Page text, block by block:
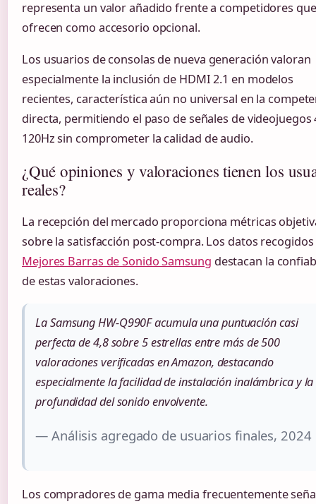
representa un valor añadido frente a competidores
ofrecen como accesorio opcional.
Los usuarios de consolas de nueva generación valoran
especialmente la inclusión de HDMI 2.1 en modelos
recientes, característica aún no universal en la
directa, permitiendo el paso de señales de videojuegos
120Hz sin comprometer la calidad de audio.
¿Qué opiniones y valoraciones tienen los
reales?
La recepción del mercado proporciona métricas
sobre la satisfacción post-compra. Los datos
Mejores Barras de Sonido Samsung destacan la
de estas valoraciones.
La Samsung HW-Q990F acumula una puntuación casi
perfecta de 4,8 sobre 5 estrellas entre más de 500
valoraciones verificadas en Amazon, destacando
especialmente la facilidad de instalación inalámbrica y la
profundidad del sonido envolvente.
— Análisis agregado de usuarios finales, 2024
Los compradores de gama media frecuentemente